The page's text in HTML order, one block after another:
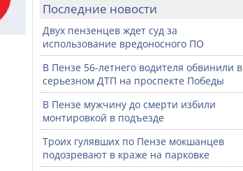
Последние новости
Двух пензенцев ждет суд за
использование вредоносного ПО
В Пензе 56-летнего водителя обвинили в
серьезном ДТП на проспекте Победы
В Пензе мужчину до смерти избили
монтировкой в подъезде
Троих гулявших по Пензе мокшанцев
подозревают в краже на парковке